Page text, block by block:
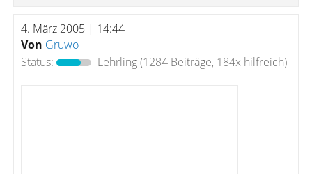
4. März 2005 | 14:44
Von Gruwo
Status:
Lehrling(1284 Beiträge, 184x hilfreich)